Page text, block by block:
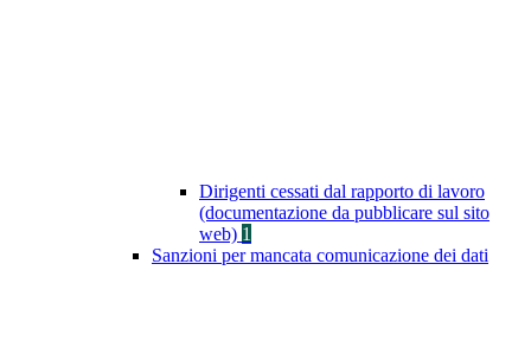
Dirigenti cessati dal rapporto di lavoro
(documentazione da pubblicare sul sito
web) 1
Sanzioni per mancata comunicazione dei dati